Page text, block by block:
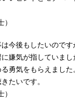
）
今後もしたいので
嫌気が指していまし
勇気をもらえました
たいです。
）